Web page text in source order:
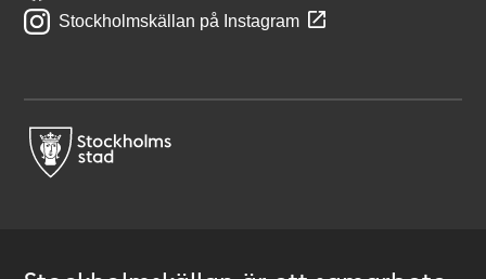
Stockholmskällan på Instagram